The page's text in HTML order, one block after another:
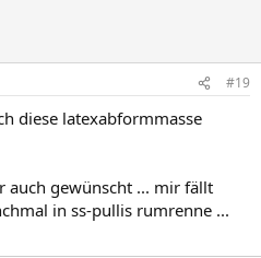
#19
diese latexabformmasse
auch gewünscht ... mir fällt
in ss-pullis rumrenne ...